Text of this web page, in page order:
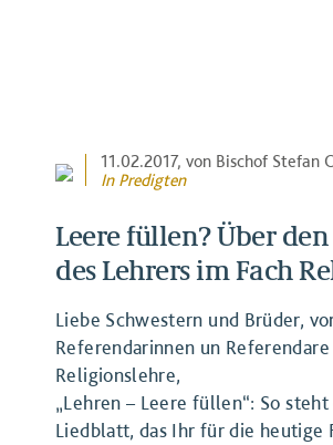
11.02.2017, von Bischof Stefan
In Predigten
Leere füllen? Über
des Lehrers im Fach
Liebe Schwestern und Brüder,
Referendarinnen un Referendare
Religionslehre,
„Lehren – Leere füllen“: So
Liedblatt, das Ihr für die heutige